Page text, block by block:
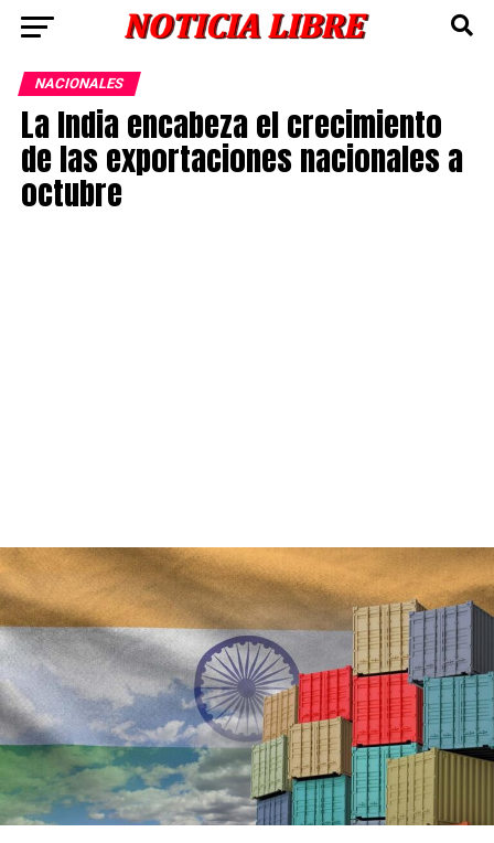
NACIONALES
La India encabeza el crecimiento
de las exportaciones nacionales a
octubre